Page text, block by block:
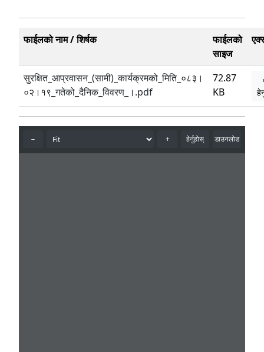
फाईलको नाम / शिर्षक
फाईलको
साइज
सुरक्षित_आप्रवासन_(सामी)_कार्यक्रमको_मिति_०८३।
०२।१९_गतेको_दैनिक_विवरण_।.pdf
72.87
KB